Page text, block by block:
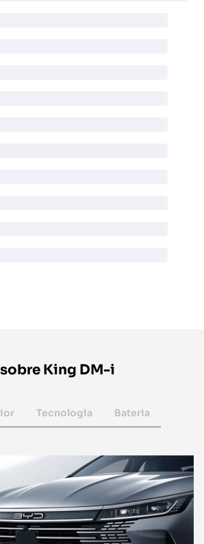
King DM-i
Tecnologia Bateria